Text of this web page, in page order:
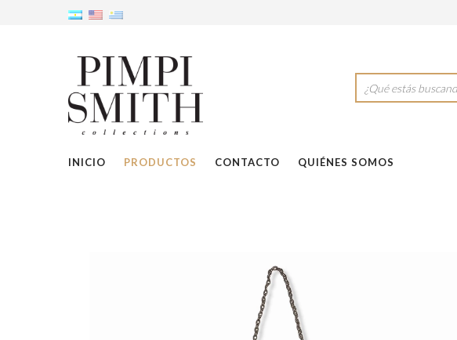
INICIO PRODUCTOS CONTACTO QUIÉNES SOMOS